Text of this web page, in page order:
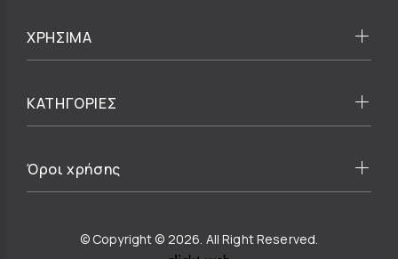
ΧΡΗΣΙΜΑ
ΚΑΤΗΓΟΡΙΕΣ
Όροι χρήσης
© Copyright © 2026. All Right Reserved.